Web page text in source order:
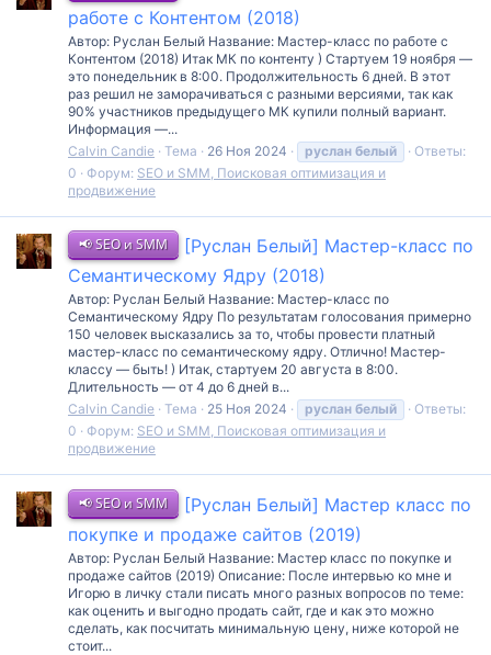
работе с Контентом (2018)
Автор: Руслан Белый Название: Мастер-класс по работе с
Контентом (2018) Итак МК по контенту ) Стартуем 19 ноября —
это понедельник в 8:00. Продолжительность 6 дней. В этот
раз решил не заморачиваться с разными версиями, так как
90% участников предыдущего МК купили полный вариант.
Информация —...
Calvin Candie Тема 26 Ноя 2024 руслан белый
Ответы:
0
Форум: SEO и SMM, Поисковая оптимизация и
продвижение
📢 SEO и SMM
[Руслан Белый] Мастер-класс по
Семантическому Ядру (2018)
Автор: Руслан Белый Название: Мастер-класс по
Семантическому Ядру По результатам голосования примерно
150 человек высказались за то, чтобы провести платный
мастер-класс по семантическому ядру. Отлично! Мастер-
классу — быть! ) Итак, стартуем 20 августа в 8:00.
Длительность — от 4 до 6 дней в...
Calvin Candie Тема 25 Ноя 2024 руслан белый
Ответы:
0
Форум: SEO и SMM, Поисковая оптимизация и
продвижение
📢 SEO и SMM
[Руслан Белый] Мастер класс по
покупке и продаже сайтов (2019)
Автор: Руслан Белый Название: Мастер класс по покупке и
продаже сайтов (2019) Описание: После интервью ко мне и
Игорю в личку стали писать много разных вопросов по теме:
как оценить и выгодно продать сайт, где и как это можно
сделать, как посчитать минимальную цену, ниже которой не
стоит...